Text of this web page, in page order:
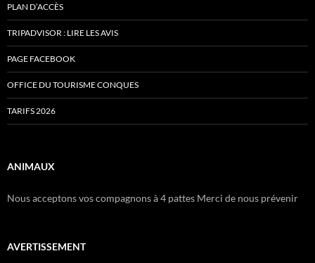
PLAN D’ACCÈS
TRIPADVISOR : LIRE LES AVIS
PAGE FACEBOOK
OFFICE DU TOURISME CONQUES
TARIFS 2026
ANIMAUX
Nous acceptons vos compagnons à 4 pattes Merci de nous prévenir
AVERTISSEMENT